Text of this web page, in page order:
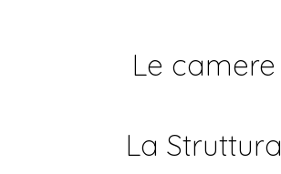
Le camere
La Struttura